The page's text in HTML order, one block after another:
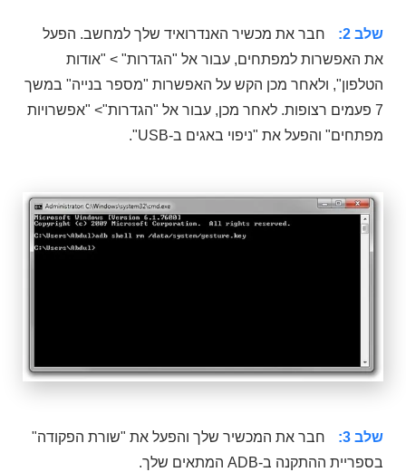
שלב 2:
חבר את מכשיר האנדרואיד שלך למחשב. הפעל
את האפשרות למפתחים, עבור אל "הגדרות" > "אודות
הטלפון", ולאחר מכן הקש על האפשרות "מספר בנייה" במשך
7 פעמים רצופות. לאחר מכן, עבור אל "הגדרות"> "אפשרויות
מפתחים" והפעל את "ניפוי באגים ב-USB".
שלב 3:
חבר את המכשיר שלך והפעל את "שורת הפקודה"
בספריית ההתקנה ב-ADB המתאים שלך.